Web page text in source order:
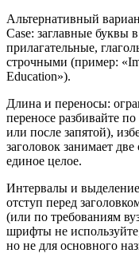
Альтернативный
Case: заглавные буквы
прилагательные,
строчными (пример:
Education»).
Длина и переносы:
переносе разбивайте
или после запятой),
заголовок занимает
единое целое.
Интервалы и
отступ перед
(или по требованиям
шрифты не
но не для основного